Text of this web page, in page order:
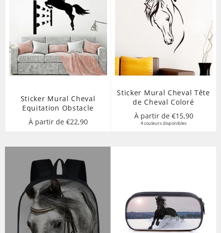
Sticker Mural Cheval
Equitation Obstacle
À partir de €22,90
Sticker Mural Cheval Tête
de Cheval Coloré
À partir de €15,90
4 couleurs disponibles